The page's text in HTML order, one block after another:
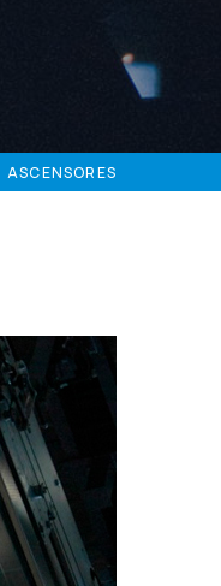
ASCENSORES